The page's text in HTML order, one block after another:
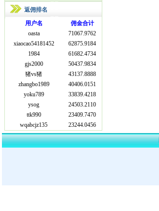
返佣排名
用户名
佣金合计
oasta
71067.9762
xiaocao54181452
62875.9184
1984
61682.4734
gjs2000
50437.9834
猪vs猪
43137.8888
zhangbo1989
40406.0151
yoku789
33839.4218
ysog
24503.2110
ttk990
23409.7470
wqabcjz135
23244.0456